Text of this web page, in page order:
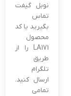
نوبل گیفت
تماس
بگیرید یا کد
محصول
LA171 را از
طریق
تلگرام
ارسال کنید.
تمامی